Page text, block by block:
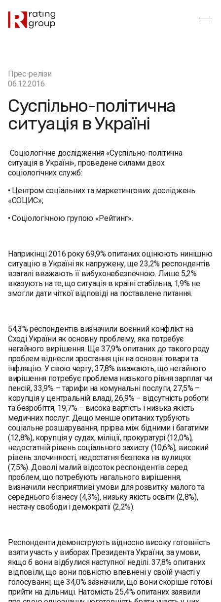
Прес-релізи
06.12.2016
Суспільно-політична
ситуація в Україні
Соціологічне дослідження «Суспільно-політична
ситуація в Україні», проведене силами двох
соціологічних служб:
• Центром соціальних та маркетингових досліджень
«СОЦИС»;
• Соціологічною групою «Рейтинг».
Наприкінці 2016 року 69,9% опитаних оцінюють нинішню
ситуацію в Україні як напружену, ще 23,2% респондентів
взагалі вважають її вибухонебезпечною. Лише 5,2%
вказують на те, що ситуація в країні стабільна, 1,9% не
змогли дати чіткої відповіді на поставлене питання.
54,3% респондентів визначили воєнний конфлікт на
Сході України як основну проблему, яка потребує
негайного вирішення. Ще 37,9% опитаних до такого роду
проблем віднесли зростання цін на основні товари та
інфляцію. У свою чергу, 37,8% вважають, що негайного
вирішення потребує проблема низького рівня зарплат чи
пенсій, 33,9% – тарифи на комунальні послуги, 27,5% –
корупція у центральній владі, 26,9% − відсутність роботи
та безробіття, 19,7% − висока вартість і низька якість
медичних послуг. Дещо менше опитаних турбують
соціальне розшарування, прірва між бідними і багатими
(12,8%), корупція у судах, міліції, прокуратурі (12,0%),
недостатній рівень соціального захисту (10,6%), високий
рівень злочинності, недостатня безпека на вулицях
(7,5%). Доволі малий відсоток респондентів серед
проблем, що потребують нагального вирішення,
визначили несприятливі умови для розвитку малого та
середнього бізнесу (4,3%), низьку якість освіти (2,8%),
нестачу свободи і демократії (2,2%).
Респонденти демонструють відносно високу готовність
взяти участь у виборах Президента України, за умови,
якщо б вони відбулися наступної неділі. 37,8% опитаних
відповіли, що вони повністю впевнені у своїй участі у
голосуванні, ще 34,0% зазначили, що вони скоріше готові
прийти на дільниці. Натомість 25,4% опитаних заявили